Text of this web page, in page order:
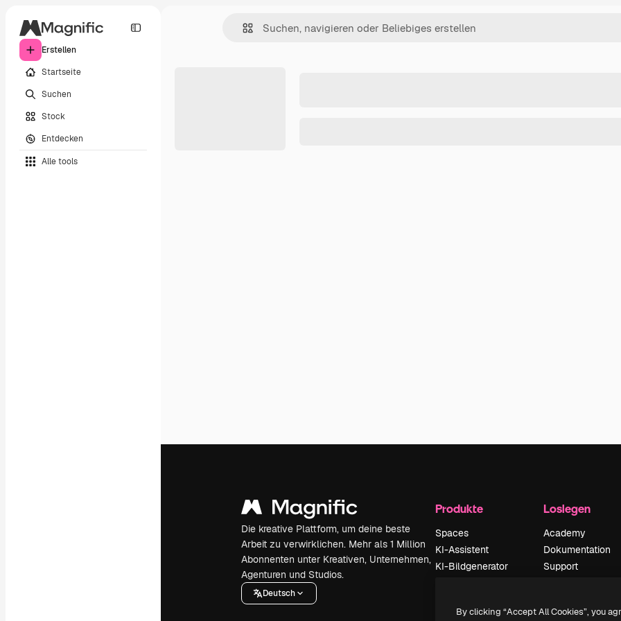
Erstellen
Startseite
Suchen
Stock
Entdecken
Alle tools
Die kreative Plattform, um deine beste
Arbeit zu verwirklichen. Mehr als 1 Million
Abonnenten unter Kreativen, Unternehmen,
Agenturen und Studios.
Deutsch
Produkte
Spaces
KI-Assistent
KI-Bildgenerator
Stimmengenerator
Loslegen
Academy
Dokumentation
Support
Originale Neu
By clicking “Accept All Cookies”, you